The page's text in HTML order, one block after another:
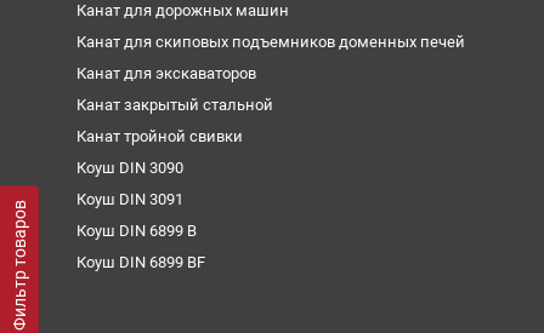
Фильтр товаров
Канат для дорожных машин
Канат для скиповых подъемников доменных печей
Канат для экскаваторов
Канат закрытый стальной
Канат тройной свивки
Коуш DIN 3090
Коуш DIN 3091
Коуш DIN 6899 B
Коуш DIN 6899 BF